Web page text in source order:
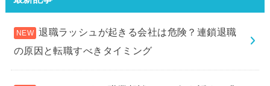
退職ラッシュが起きる会社は危険？連鎖退職
の原因と転職すべきタイミング